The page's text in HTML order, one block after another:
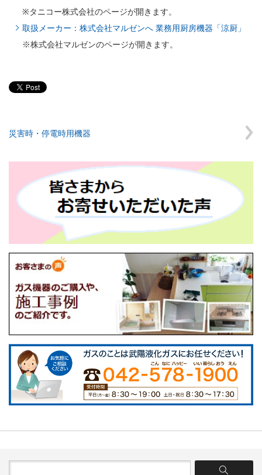
※タニコー株式会社のページが開きます。
取扱メーカー：株式会社マルゼンへ 業務用厨房機器「涼厨」
※株式会社マルゼンのページが開きます。
災害時・停電時用機器